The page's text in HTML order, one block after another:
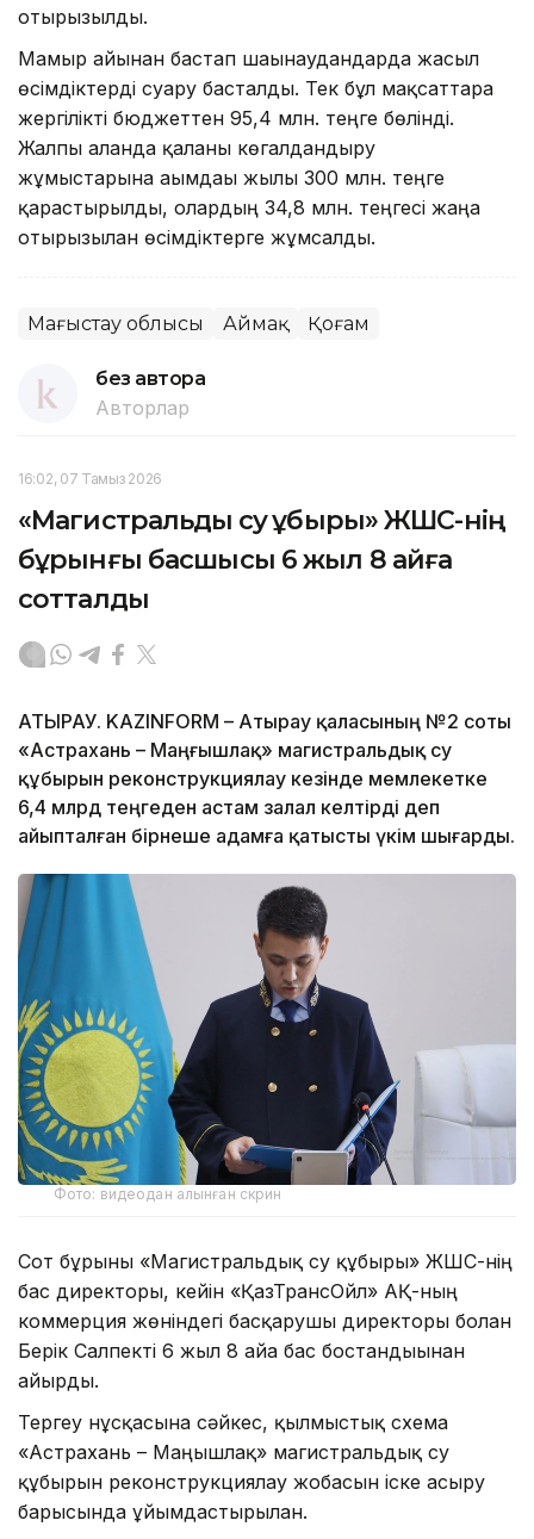
отырғызылды.
Мамыр айынан бастап шағынаудандарда жасыл
өсімдіктерді суару басталды. Тек бұл мақсаттарға
жергілікті бюджеттен 95,4 млн. теңге бөлінді.
Жалпы алғанда қаланы көгалдандыру
жұмыстарына ағымдағы жылы 300 млн. теңге
қарастырылды, олардың 34,8 млн. теңгесі жаңа
отырғызылған өсімдіктерге жұмсалды.
Маңғыстау облысы Аймақ Қоғам
без автора
Авторлар
16:02, 07 Тамыз 2026
«Магистральдық су құбыры» ЖШС-нің
бұрынғы басшысы 6 жыл 8 айға
сотталды
АТЫРАУ. KAZINFORM – Атырау қаласының №2 соты
«Астрахань – Маңғышлақ» магистральдық су
құбырын реконструкциялау кезінде мемлекетке
6,4 млрд теңгеден астам залал келтірді деп
айыпталған бірнеше адамға қатысты үкім шығарды.
Фото: видеодан алынған скрин
Сот бұрынғы «Магистральдық су құбыры» ЖШС-нің
бас директоры, кейін «ҚазТрансОйл» АҚ-ның
коммерция жөніндегі басқарушы директоры болған
Берік Салпекті 6 жыл 8 айға бас бостандығынан
айырды.
Тергеу нұсқасына сәйкес, қылмыстық схема
«Астрахань – Маңғышлақ» магистральдық су
құбырын реконструкциялау жобасын іске асыру
барысында ұйымдастырылған.